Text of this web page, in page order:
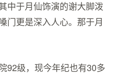
中于月仙饰演的谢大脚泼
门更是深入人心。那于月
92级，现今年纪也有30多